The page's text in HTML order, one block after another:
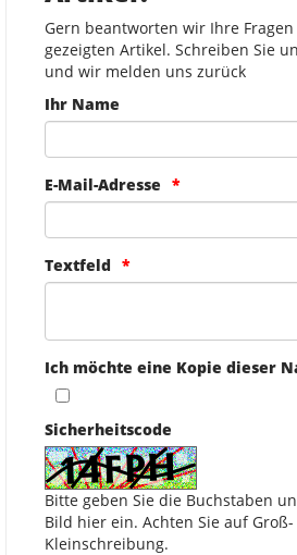
Gern beantworten wir Ihre
gezeigten Artikel. Schreiben Sie
und wir melden uns zurück
Ihr Name
E-Mail-Adresse
Textfeld
Ich möchte eine Kopie dieser
Sicherheitscode
Bitte geben Sie die Buchstaben
Bild hier ein. Achten Sie auf
Kleinschreibung.